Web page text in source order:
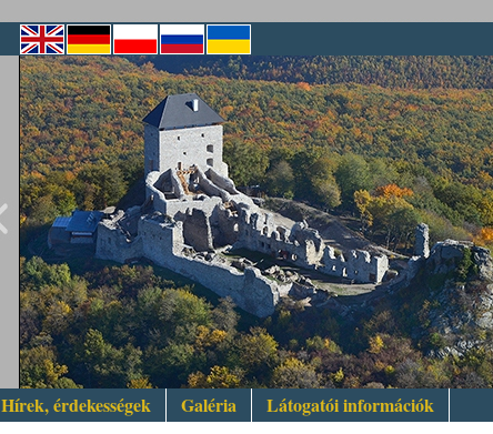
Hírek, érdekességek Galéria Látogatói információk